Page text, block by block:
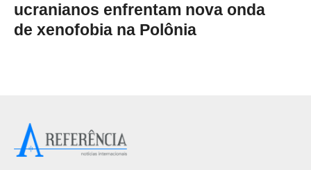
ucranianos enfrentam nova onda
de xenofobia na Polônia